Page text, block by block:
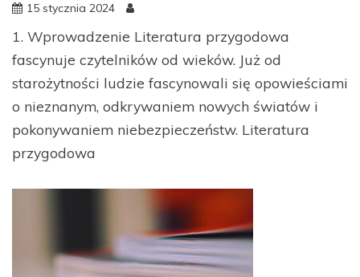
15 stycznia 2024
1. Wprowadzenie Literatura przygodowa
fascynuje czytelników od wieków. Już od
starożytności ludzie fascynowali się opowieściami
o nieznanym, odkrywaniem nowych światów i
pokonywaniem niebezpieczeństw. Literatura
przygodowa